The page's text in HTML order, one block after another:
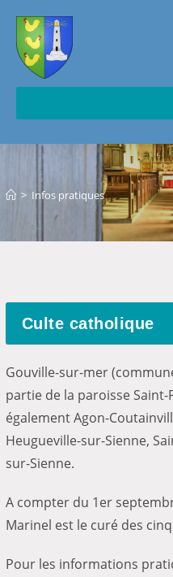
> Infos pratiques
Culte catholique
Gouville-sur-mer
partie de la paroisse
également Agon-
Heugueville-sur-Sienne,
sur-Sienne.
A compter du 1er
Marinel est le curé des
Pour les informations